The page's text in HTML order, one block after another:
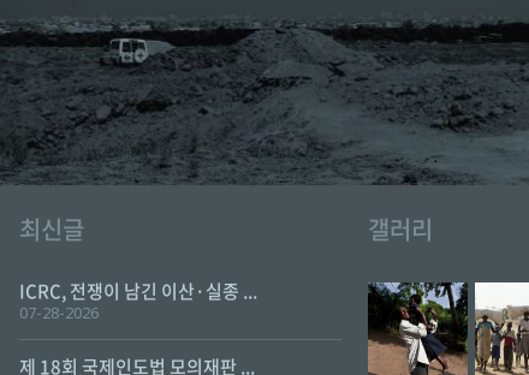
최신글
ICRC, 전쟁이 남긴 이산·실종 ...
07-28-2026
제 18회 국제인도법 모의재판 ...
갤러리